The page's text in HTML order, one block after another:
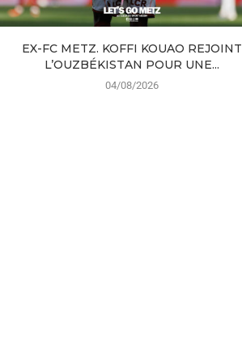
EX-FC METZ. KOFFI KOUAO REJOINT
L’OUZBÉKISTAN POUR UNE...
04/08/2026